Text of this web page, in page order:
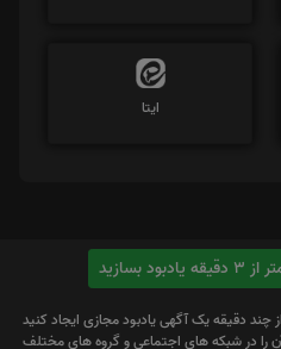
ایتا
بسازید
چند دقیقه یک آگهی یادبود مجازی ایجاد کنید
را در شبکه های اجتماعی و گروه های مختلف